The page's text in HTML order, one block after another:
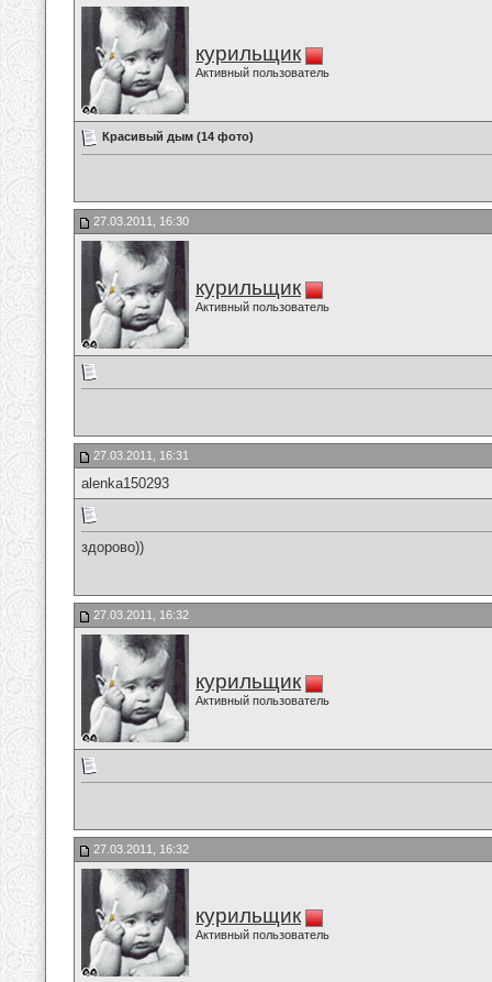
курильщик
Активный пользователь
Красивый дым (14 фото)
27.03.2011, 16:30
курильщик
Активный пользователь
27.03.2011, 16:31
alenka150293
здорово))
27.03.2011, 16:32
курильщик
Активный пользователь
27.03.2011, 16:32
курильщик
Активный пользователь